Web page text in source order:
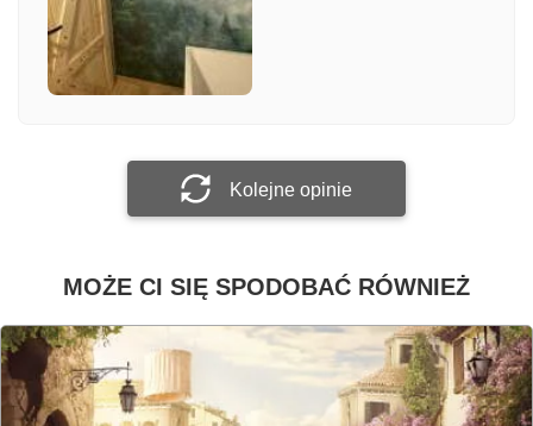
Załącz zdjęcie
Kolejne opinie
MOŻE CI SIĘ SPODOBAĆ RÓWNIEŻ